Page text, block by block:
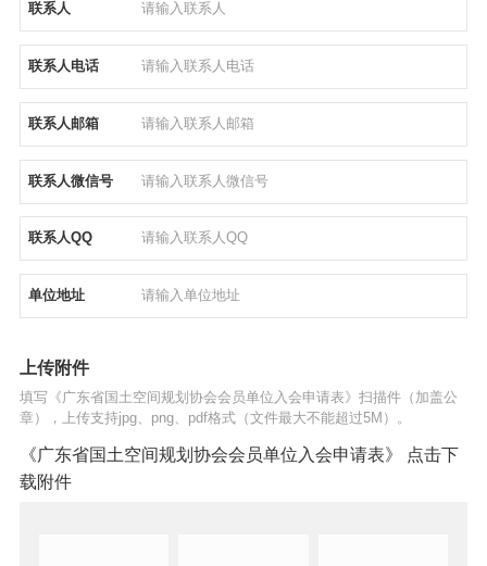
联系人
联系人电话
联系人邮箱
联系人微信号
联系人QQ
单位地址
上传附件
填写《广东省国土空间规划协会会员单位入会申请表》扫描件（加盖公
章），上传支持jpg、png、pdf格式（文件最大不能超过5M）。
《广东省国土空间规划协会会员单位入会申请表》 点击下
载附件